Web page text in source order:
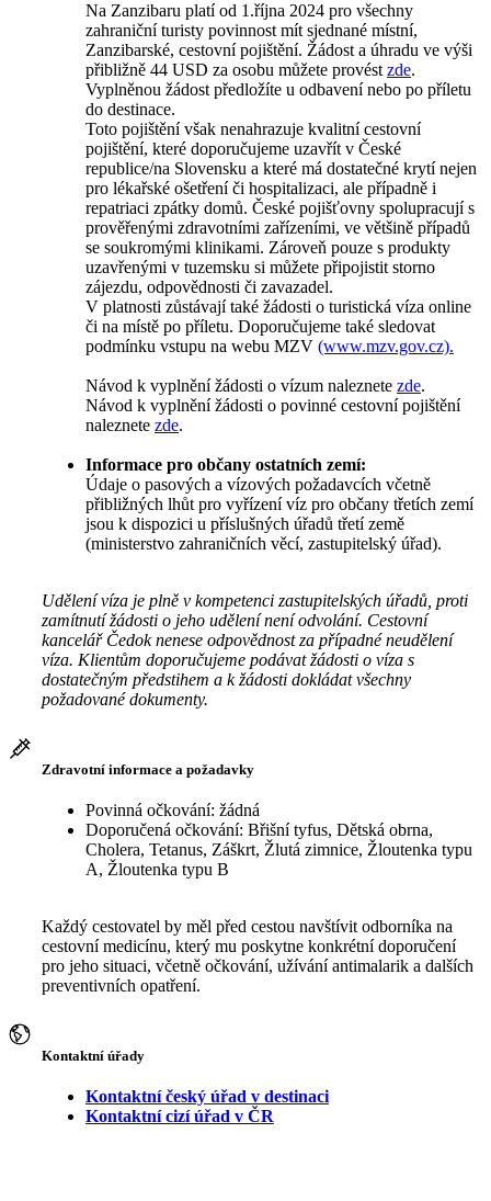
Na Zanzibaru platí od 1.října 2024 pro všechny
zahraniční turisty povinnost mít sjednané místní,
Zanzibarské, cestovní pojištění. Žádost a úhradu ve výši
přibližně 44 USD za osobu můžete provést zde.
Vyplněnou žádost předložíte u odbavení nebo po příletu
do destinace.
Toto pojištění však nenahrazuje kvalitní cestovní
pojištění, které doporučujeme uzavřít v České
republice/na Slovensku a které má dostatečné krytí nejen
pro lékařské ošetření či hospitalizaci, ale případně i
repatriaci zpátky domů. České pojišťovny spolupracují s
prověřenými zdravotními zařízeními, ve většině případů
se soukromými klinikami. Zároveň pouze s produkty
uzavřenými v tuzemsku si můžete připojistit storno
zájezdu, odpovědnosti či zavazadel.
V platnosti zůstávají také žádosti o turistická víza online
či na místě po příletu. Doporučujeme také sledovat
podmínku vstupu na webu MZV (www.mzv.gov.cz).
Návod k vyplnění žádosti o vízum naleznete zde.
Návod k vyplnění žádosti o povinné cestovní pojištění
naleznete zde.
Informace pro občany ostatních zemí:
Údaje o pasových a vízových požadavcích včetně
přibližných lhůt pro vyřízení víz pro občany třetích zemí
jsou k dispozici u příslušných úřadů třetí země
(ministerstvo zahraničních věcí, zastupitelský úřad).
Udělení víza je plně v kompetenci zastupitelských úřadů, proti
zamítnutí žádosti o jeho udělení není odvolání. Cestovní
kancelář Čedok nenese odpovědnost za případné neudělení
víza. Klientům doporučujeme podávat žádosti o víza s
dostatečným předstihem a k žádosti dokládat všechny
požadované dokumenty.
Zdravotní informace a požadavky
Povinná očkování: žádná
Doporučená očkování: Břišní tyfus, Dětská obrna,
Cholera, Tetanus, Záškrt, Žlutá zimnice, Žloutenka typu
A, Žloutenka typu B
Každý cestovatel by měl před cestou navštívit odborníka na
cestovní medicínu, který mu poskytne konkrétní doporučení
pro jeho situaci, včetně očkování, užívání antimalarik a dalších
preventivních opatření.
Kontaktní úřady
Kontaktní český úřad v destinaci
Kontaktní cizí úřad v ČR